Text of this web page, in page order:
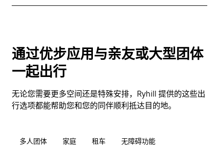
通过优步应用与亲友或大型团体
一起出行
无论您需要更多空间还是特殊安排，Ryhill 提供的这些出
行选项都能帮助您和您的同伴顺利抵达目的地。
多人团体 家庭 租车 无障碍功能